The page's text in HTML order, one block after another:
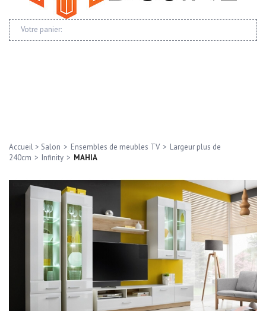
Votre panier:
Accueil > Salon > Ensembles de meubles TV > Largeur plus de
240cm > Infinity > MAHIA